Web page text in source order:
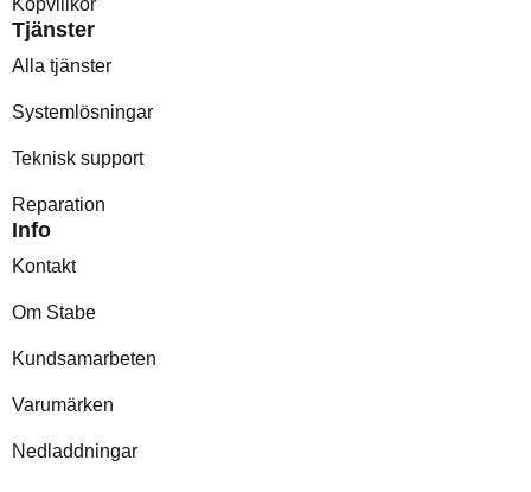
Tjänster
Alla tjänster
Systemlösningar
Teknisk support
Reparation
Info
Kontakt
Om Stabe
Kundsamarbeten
Varumärken
Nedladdningar